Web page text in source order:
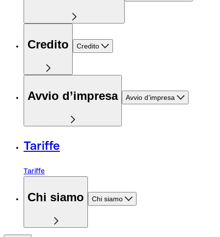
Credito Credito
Avvio d’impresa Avvio d’impresa
Tariffe
Tariffe
Chi siamo Chi siamo